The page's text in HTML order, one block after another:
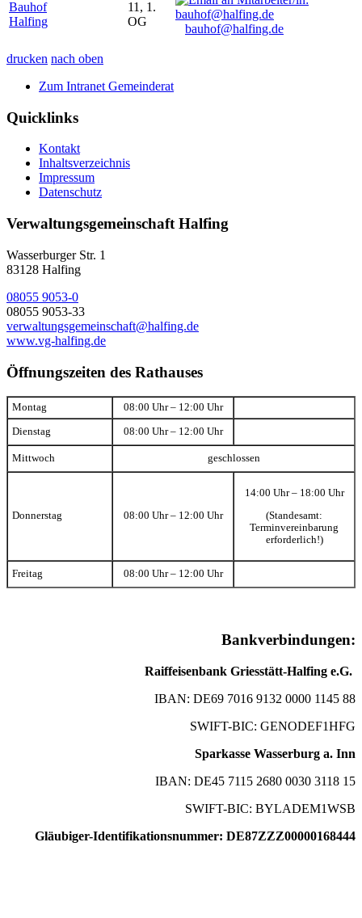
Bauhof
Halfing
11, 1.
OG
bauhof@halfing.de
drucken nach oben
Zum Intranet Gemeinderat
Quicklinks
Kontakt
Inhaltsverzeichnis
Impressum
Datenschutz
Verwaltungsgemeinschaft Halfing
Wasserburger Str. 1
83128 Halfing
08055 9053-0
08055 9053-33
verwaltungsgemeinschaft@halfing.de
www.vg-halfing.de
Öffnungszeiten des Rathauses
Montag 08:00 Uhr – 12:00 Uhr
Dienstag 08:00 Uhr – 12:00 Uhr
Mittwoch geschlossen
Donnerstag 08:00 Uhr – 12:00 Uhr
14:00 Uhr – 18:00 Uhr
(Standesamt:
Terminvereinbarung
erforderlich!)
Freitag 08:00 Uhr – 12:00 Uhr
Bankverbindungen:
Raiffeisenbank Griesstätt-Halfing e.G.
IBAN: DE69 7016 9132 0000 1145 88
SWIFT-BIC: GENODEF1HFG
Sparkasse Wasserburg a. Inn
IBAN: DE45 7115 2680 0030 3118 15
SWIFT-BIC: BYLADEM1WSB
Gläubiger-Identifikationsnummer: DE87ZZZ00000168444